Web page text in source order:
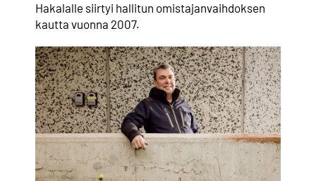
Hakalalle siirtyi hallitun omistajanvaihdoksen
kautta vuonna 2007.